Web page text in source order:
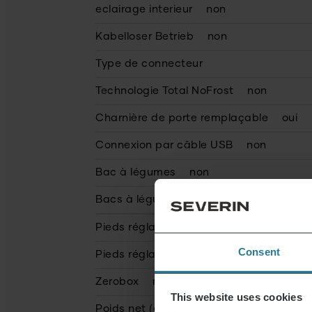
Consent
This website uses cookies
eclairage interieur non
Kabelloser Betrieb non
Type de connecteur
Technologie Total NoFrost non
Charnière de porte remplaçable oui
Connexion par câble USB non
Bac à légumes non
Bacs à légumes avec contrôle de
Pieds réglables (arrière)
Pieds réglables (avant) oui
Zerobox non
Poids net (en g)